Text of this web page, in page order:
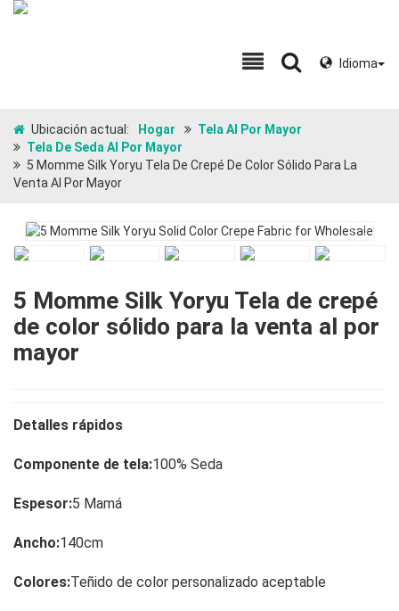
Idioma
Ubicación actual: Hogar
Tela Al Por Mayor
Tela De Seda Al Por Mayor
5 Momme Silk Yoryu Tela De Crepé De Color Sólido Para La
Venta Al Por Mayor
5 Momme Silk Yoryu Tela de crepé
de color sólido para la venta al por
mayor
Detalles rápidos
Componente de tela:100% Seda
Espesor:5 Mamá
Ancho:140cm
Colores:Teñido de color personalizado aceptable